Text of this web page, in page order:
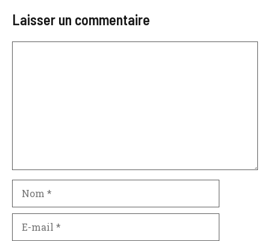
Laisser un commentaire
mail